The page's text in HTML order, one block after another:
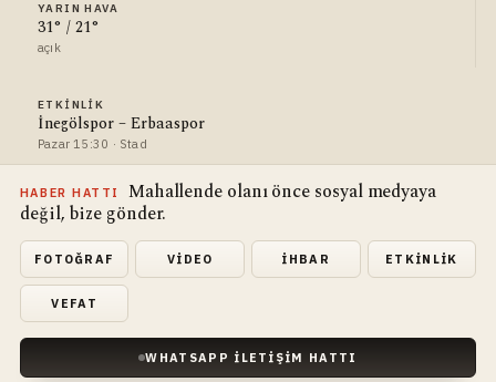
YARIN HAVA
31° / 21°
açık
ETKINLIK
İnegölspor – Erbaaspor
Pazar 15:30 · Stad
HABER HATTI
Mahallende olanı önce sosyal medyaya
değil, bize gönder.
FOTOĞRAF VIDEO İHBAR ETKINLIK
VEFAT
WHATSAPP İLETIŞIM HATTI